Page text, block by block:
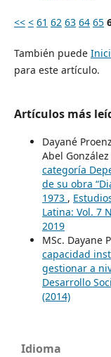
<< < 61 62 63 64 65
También puede
para este artículo.
Artículos más
Dayané
Abel
categoría
de su obra
1973 ,
Latina: Vol. 7
2019
MSc. Dayane
capacidad
gestionar a
Desarrollo
(2014)
Idioma